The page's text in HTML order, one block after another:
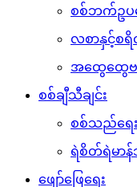
စစ်ဘက်ဥပ
လစာနှင့်စရိ
အထွေထွေ
စစ်ချီသီချင်း
စစ်သည်ရေး/
ရဲစိတ်ရဲမာန်သီ
ဖျော်ဖြေရေး